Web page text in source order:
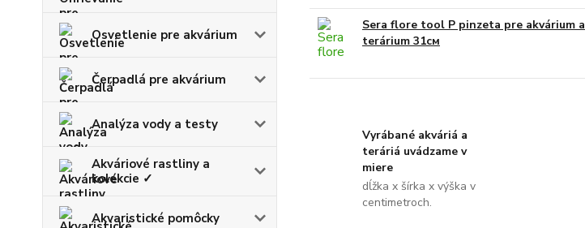
Osvetlenie pre akvárium
Čerpadlá pre akvárium
Analýza vody a testy
Akváriové rastliny a
kolekcie ✓
Akvaristické pomôcky
Sera flore tool P pinzeta pre akvárium a
terárium 31см
Vyrábané akváriá a
teráriá uvádzame v
miere
dĺžka x šírka x výška v
centimetroch.